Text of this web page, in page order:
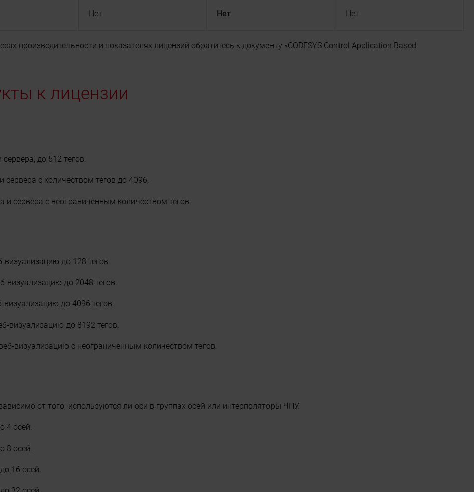
Нет Нет Нет
производительности и показателях лицензий обратитесь к документу «CODESYS Control Application Based
к лицензии
сервера, до 512 тегов.
сервера с количеством тегов до 4096.
и сервера с неограниченным количеством тегов.
визуализацию до 128 тегов.
визуализацию до 2048 тегов.
визуализацию до 4096 тегов.
визуализацию до 8192 тегов.
визуализацию с неограниченным количеством тегов.
от того, используются ли оси в группах осей или интерполяторы ЧПУ.
4 осей.
8 осей.
16 осей.